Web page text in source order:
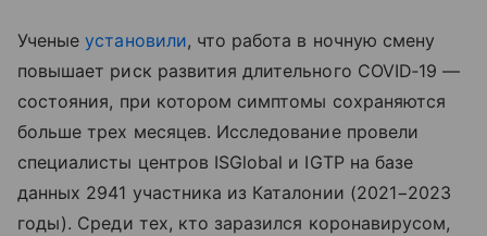
Ученыеустановили, что работа в ночную смену
повышает риск развития длительного COVID‑19 —
состояния, при котором симптомы сохраняются
больше трех месяцев. Исследование провели
специалисты центров ISGlobal и IGTP на базе
данных 2941 участника из Каталонии (2021−2023
годы). Среди тех, кто заразился коронавирусом,